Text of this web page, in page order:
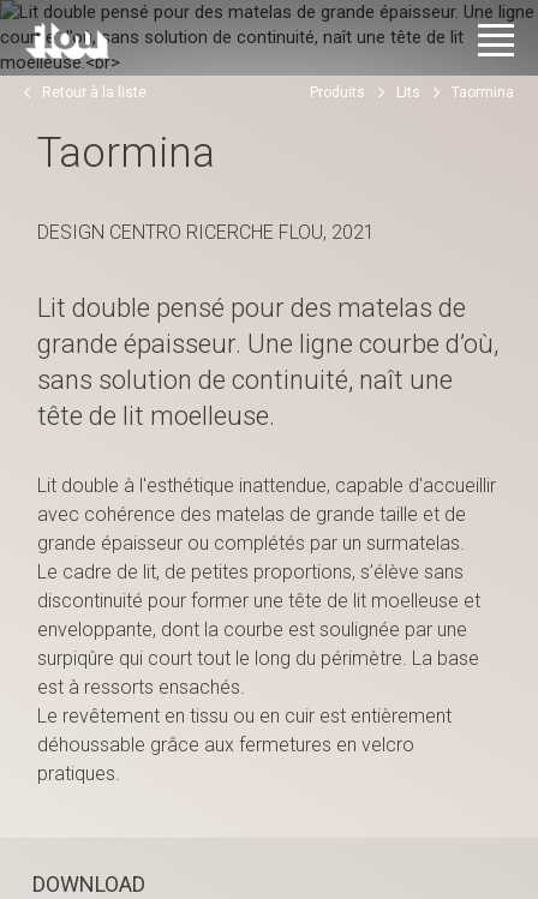
Retour à la liste Produits Lits Taormina
DOWNLOAD
Taormina
DESIGN CENTRO RICERCHE FLOU, 2021
Lit double pensé pour des matelas de
grande épaisseur. Une ligne courbe d’où,
sans solution de continuité, naît une
tête de lit moelleuse.
Lit double à l'esthétique inattendue, capable d'accueillir
avec cohérence des matelas de grande taille et de
grande épaisseur ou complétés par un surmatelas.
Le cadre de lit, de petites proportions, s’élève sans
discontinuité pour former une tête de lit moelleuse et
enveloppante, dont la courbe est soulignée par une
surpiqûre qui court tout le long du périmètre. La base
est à ressorts ensachés.
Le revêtement en tissu ou en cuir est entièrement
déhoussable grâce aux fermetures en velcro
pratiques.